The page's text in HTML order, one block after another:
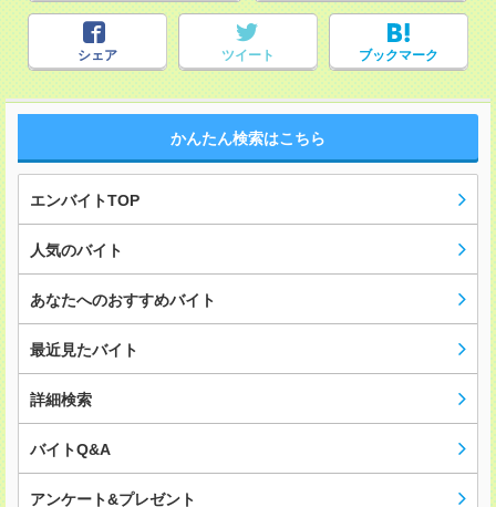
シェア ツイート ブックマーク
かんたん検索はこちら
エンバイトTOP
人気のバイト
あなたへのおすすめバイト
最近見たバイト
詳細検索
バイトQ&A
アンケート&プレゼント